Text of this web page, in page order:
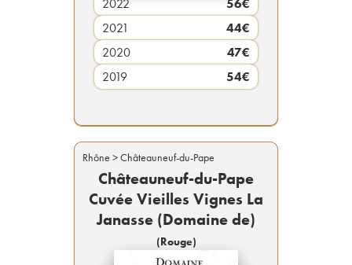
2022 56€
2021
44€
2020
47€
2019
54€
Rhône > Châteauneuf-du-Pape
Châteauneuf-du-Pape
Cuvée Vieilles Vignes La
Janasse (Domaine de)
(Rouge)